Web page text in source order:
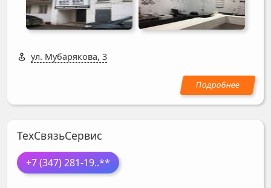
ул. Мубарякова, 3
ТехСвязьСервис
+7 (347) 281-19..**